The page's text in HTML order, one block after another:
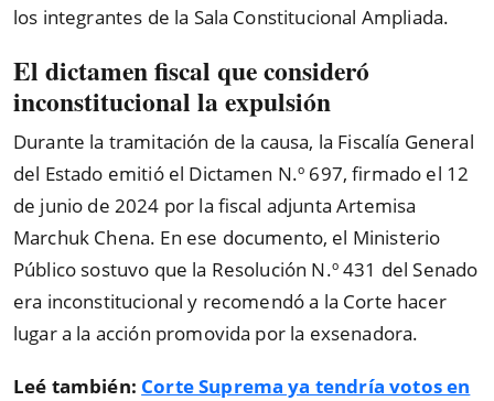
los integrantes de la Sala Constitucional Ampliada.
El dictamen fiscal que consideró
inconstitucional la expulsión
Durante la tramitación de la causa, la Fiscalía General
del Estado emitió el Dictamen N.º 697, firmado el 12
de junio de 2024 por la fiscal adjunta Artemisa
Marchuk Chena. En ese documento, el Ministerio
Público sostuvo que la Resolución N.º 431 del Senado
era inconstitucional y recomendó a la Corte hacer
lugar a la acción promovida por la exsenadora.
Leé también: Corte Suprema ya tendría votos en